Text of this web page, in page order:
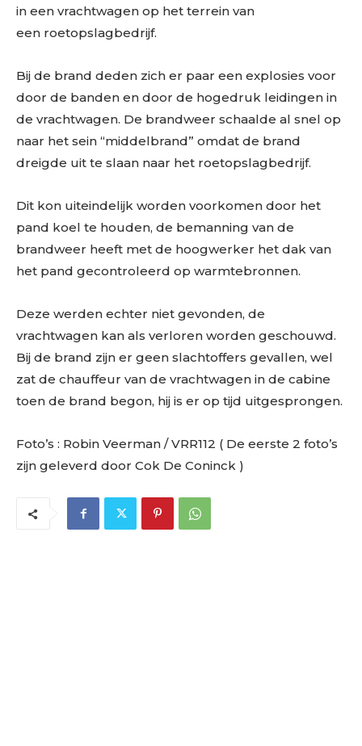
in een vrachtwagen op het terrein van
een roetopslagbedrijf.
Bij de brand deden zich er paar een explosies voor
door de banden en door de hogedruk leidingen in
de vrachtwagen. De brandweer schaalde al snel op
naar het sein “middelbrand” omdat de brand
dreigde uit te slaan naar het roetopslagbedrijf.
Dit kon uiteindelijk worden voorkomen door het
pand koel te houden, de bemanning van de
brandweer heeft met de hoogwerker het dak van
het pand gecontroleerd op warmtebronnen.
Deze werden echter niet gevonden, de
vrachtwagen kan als verloren worden geschouwd.
Bij de brand zijn er geen slachtoffers gevallen, wel
zat de chauffeur van de vrachtwagen in de cabine
toen de brand begon, hij is er op tijd uitgesprongen.
Foto’s : Robin Veerman / VRR112 ( De eerste 2 foto’s
zijn geleverd door Cok De Coninck )